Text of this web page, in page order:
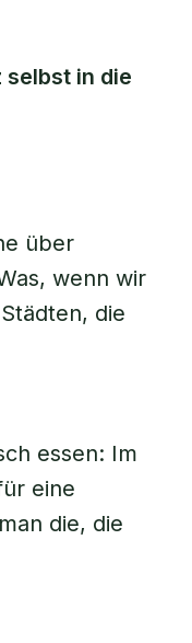
in die
über
wenn wir
die
essen: Im
eine
die, die